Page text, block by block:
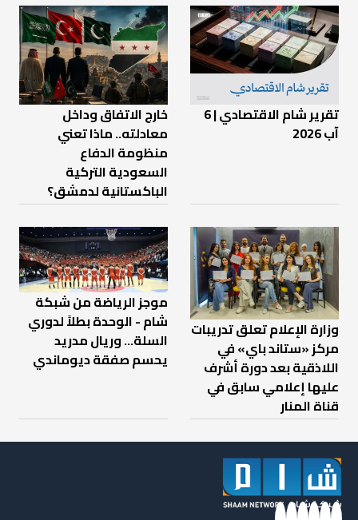
تقرير شام الاقتصادي | 6
آب 2026
خارج الاتفاق وداخل
معادلته.. ماذا تعني
منظومة الدفاع
السعودية التركية
الباكستانية لدمشق؟
وزارة الإعلام تعلق تدريبات
مركز «ستاند باي» في
اللاذقية بعد دورة أشرف
عليها إعلامي سابق في
قناة المنار
موجز الرياضة من شبكة
شام - الوحدة بطلاً لدوري
السلة... وريال مدريد
يحسم صفقة ديوماندي